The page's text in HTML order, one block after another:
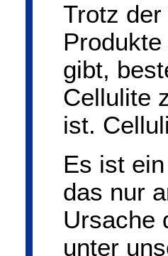
Trotz
gibt,
Cellulite
ist.
Es ist
das nur
Ursache
unter